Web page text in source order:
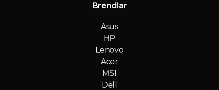
Brendlar
Asus
HP
Lenovo
Acer
MSI
Dell